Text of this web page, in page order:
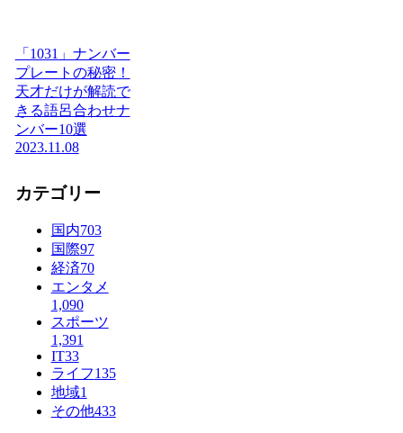
「1031」ナンバー
プレートの秘密！
天才だけが解読で
きる語呂合わせナ
ンバー10選
2023.11.08
カテゴリー
国内703
国際97
経済70
エンタメ
1,090
スポーツ
1,391
IT33
ライフ135
地域1
その他433